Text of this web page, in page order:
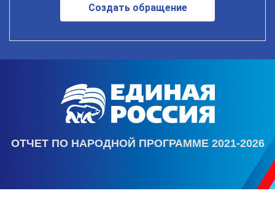
Создать обращение
ОТЧЕТ ПО НАРОДНОЙ ПРОГРАММЕ 2021-2026